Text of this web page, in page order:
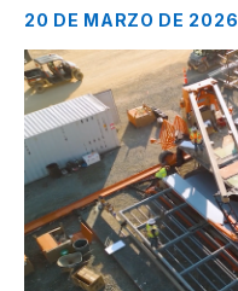
20 DE MARZO DE 2026